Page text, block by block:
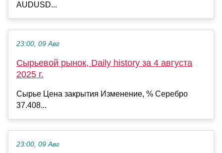
AUDUSD...
23:00, 09 Авг
Сырьевой рынок, Daily history за 4 августа
2025 г.
Сырье Цена закрытия Изменение, % Серебро
37.408...
23:00, 09 Авг